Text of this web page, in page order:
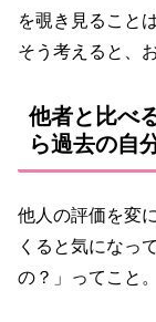
を覗き見ること
そう考えると、
他者と比べ
ら過去の自
他人の評価を変
くると気になっ
の？」ってこと。